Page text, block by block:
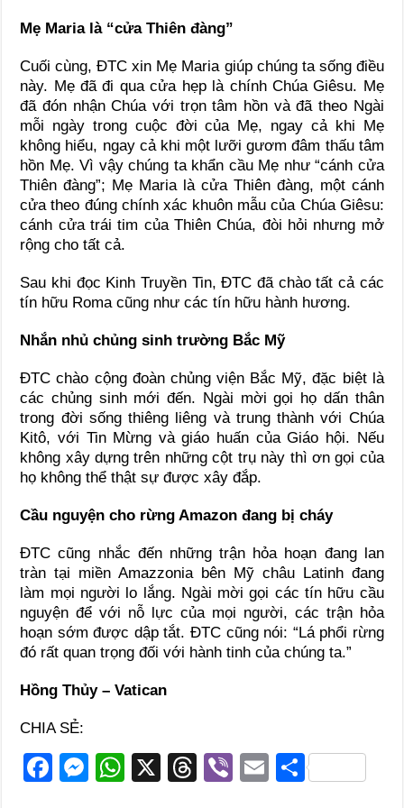
Mẹ Maria là “cửa Thiên đàng”
Cuối cùng, ĐTC xin Mẹ Maria giúp chúng ta sống điều
này. Mẹ đã đi qua cửa hẹp là chính Chúa Giêsu. Mẹ
đã đón nhận Chúa với trọn tâm hồn và đã theo Ngài
mỗi ngày trong cuộc đời của Mẹ, ngay cả khi Mẹ
không hiểu, ngay cả khi một lưỡi gươm đâm thấu tâm
hồn Mẹ. Vì vậy chúng ta khẩn cầu Mẹ như “cánh cửa
Thiên đàng”; Mẹ Maria là cửa Thiên đàng, một cánh
cửa theo đúng chính xác khuôn mẫu của Chúa Giêsu:
cánh cửa trái tim của Thiên Chúa, đòi hỏi nhưng mở
rộng cho tất cả.
Sau khi đọc Kinh Truyền Tin, ĐTC đã chào tất cả các
tín hữu Roma cũng như các tín hữu hành hương.
Nhắn nhủ chủng sinh trường Bắc Mỹ
ĐTC chào cộng đoàn chủng viện Bắc Mỹ, đặc biệt là
các chủng sinh mới đến. Ngài mời gọi họ dấn thân
trong đời sống thiêng liêng và trung thành với Chúa
Kitô, với Tin Mừng và giáo huấn của Giáo hội. Nếu
không xây dựng trên những cột trụ này thì ơn gọi của
họ không thể thật sự được xây đắp.
Cầu nguyện cho rừng Amazon đang bị cháy
ĐTC cũng nhắc đến những trận hỏa hoạn đang lan
tràn tại miền Amazzonia bên Mỹ châu Latinh đang
làm mọi người lo lắng. Ngài mời gọi các tín hữu cầu
nguyện để với nỗ lực của mọi người, các trận hỏa
hoạn sớm được dập tắt. ĐTC cũng nói: “Lá phổi rừng
đó rất quan trọng đối với hành tinh của chúng ta.”
Hồng Thủy – Vatican
CHIA SẺ:
F
M
W
X
T
Vi
E S